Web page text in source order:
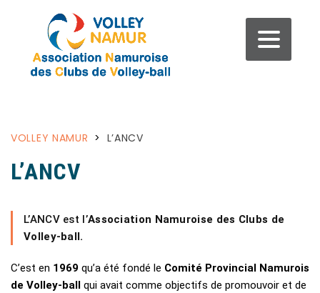
VOLLEY NAMUR > L’ANCV
L’ANCV
L’ANCV est l’Association Namuroise des Clubs de
Volley-ball.
C’est en 1969 qu’a été fondé le Comité Provincial Namurois
de Volley-ball qui avait comme objectifs de promouvoir et de